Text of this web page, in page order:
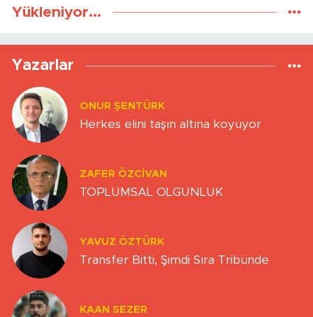
Yükleniyor...
Yazarlar
ONUR ŞENTÜRK
Herkes elini taşın altına koyuyor
ZAFER ÖZCIVAN
TOPLUMSAL OLGUNLUK
YAVUZ ÖZTÜRK
Transfer Bitti, Şimdi Sıra Tribünde
KAAN SEZER